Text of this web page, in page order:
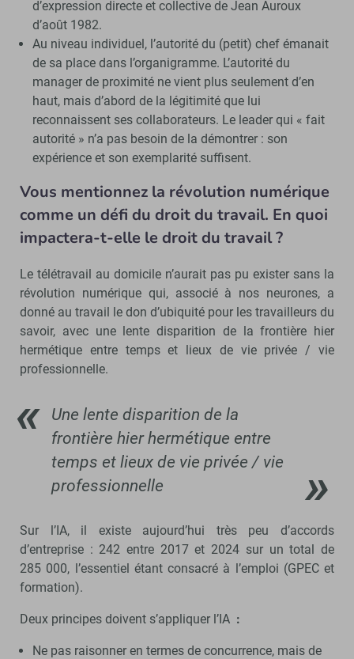
d’expression directe et collective de Jean Auroux
d’août 1982.
Au niveau individuel, l’autorité du (petit) chef émanait
de sa place dans l’organigramme. L’autorité du
manager de proximité ne vient plus seulement d’en
haut, mais d’abord de la légitimité que lui
reconnaissent ses collaborateurs. Le leader qui « fait
autorité » n’a pas besoin de la démontrer : son
expérience et son exemplarité suffisent.
Vous mentionnez la révolution numérique
comme un défi du droit du travail. En quoi
impactera-t-elle le droit du travail ?
Le télétravail au domicile n’aurait pas pu exister sans la
révolution numérique qui, associé à nos neurones, a
donné au travail le don d’ubiquité pour les travailleurs du
savoir, avec une lente disparition de la frontière hier
hermétique entre temps et lieux de vie privée / vie
professionnelle.
Une lente disparition de la
frontière hier hermétique entre
temps et lieux de vie privée / vie
professionnelle
Sur l’IA, il existe aujourd’hui très peu d’accords
d’entreprise : 242 entre 2017 et 2024 sur un total de
285 000, l’essentiel étant consacré à l’emploi (GPEC et
formation).
Deux principes doivent s’appliquer l’IA :
Ne pas raisonner en termes de concurrence, mais de